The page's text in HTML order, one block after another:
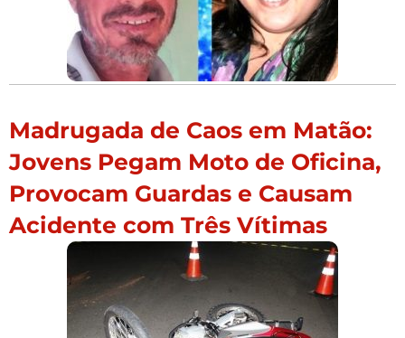
Madrugada de Caos em Matão:
Jovens Pegam Moto de Oficina,
Provocam Guardas e Causam
Acidente com Três Vítimas